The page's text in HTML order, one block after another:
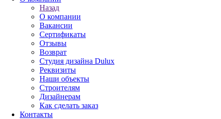
Назад
О компании
Вакансии
Сертификаты
Отзывы
Возврат
Студия дизайна Dulux
Реквизиты
Наши объекты
Строителям
Дизайнерам
Как сделать заказ
Контакты